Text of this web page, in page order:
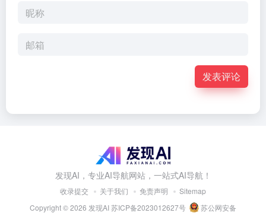
发表评论
发现AI，专业AI导航网站，一站式AI导航！
收录提交 关于我们 免责声明
Sitemap
Copyright © 2026 发现AI苏ICP备2023012627号 苏公网安备